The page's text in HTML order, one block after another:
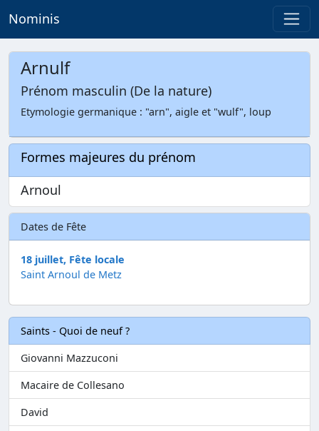
Nominis
Arnulf
Prénom masculin (De la nature)
Etymologie germanique : "arn", aigle et "wulf", loup
Formes majeures du prénom
Arnoul
Dates de Fête
18 juillet, Fête locale
Saint Arnoul de Metz
Saints - Quoi de neuf ?
Giovanni Mazzuconi
Macaire de Collesano
David